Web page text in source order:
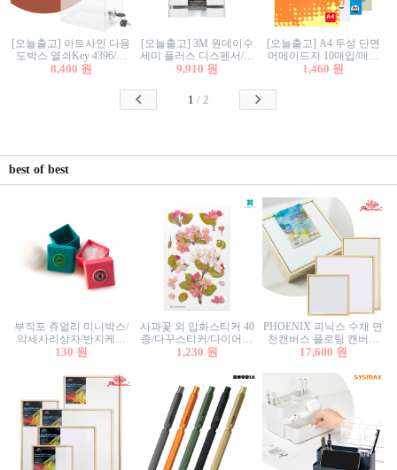
[오늘출고] 아트사인 다용
도박스 열쇠Key 4396/투
표함/건의함/모금함/응모
8,400 원
[오늘출고] 3M 원데이수
세미 플러스 디스펜서/소
프트수세미5매+강력수세
9,910 원
[오늘출고] A4 두성 단면
머메이드지 10매입/매직
터치/색지/색상지/색복사
칼라색지/고급복사지
1,460 원
1 / 2
best of best
부직포 쥬얼리 미니박스/
악세사리상자/반지케이
스/반지상자/귀걸이상자/
130 원
사과꽃 외 압화스티커 40
종/다꾸스티커/다이어리
꾸미기/꽃스티커/자연물
1,230 원
PHOENIX 피닉스 수채 면
천캔버스 플로팅 캔버스
프레임세트 30x30cm/액자
17,600 원